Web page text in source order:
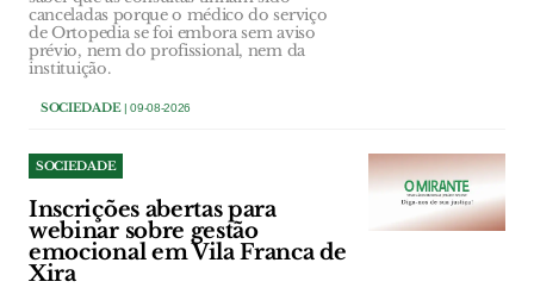
canceladas porque o médico do serviço
de Ortopedia se foi embora sem aviso
prévio, nem do profissional, nem da
instituição.
SOCIEDADE| 09-08-2026
SOCIEDADE
Inscrições abertas para
webinar sobre gestão
emocional em Vila Franca de
Xira